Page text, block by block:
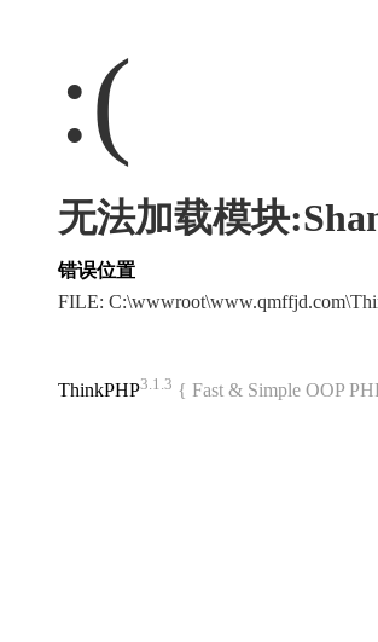
:(
无法加载模块
错误位置
FILE:
ThinkPHP3.1.3 { Fast & Simple OOP